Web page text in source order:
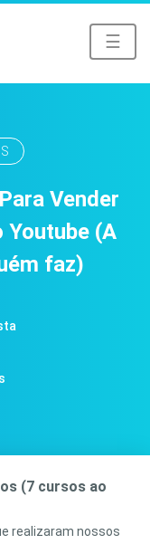
☰
Vender
(A
faz)
(7 cursos ao
realizaram nossos